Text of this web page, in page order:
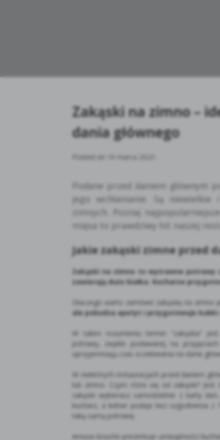
Zakąski na zimno –
dania głównego
Posted on 16 marca 2023
Podane przed daniem
jego wchłanianie. Są
zimnych. Poznaj
mięsa to prawdziwy hit naszej
Jakie zakąski zimne przed
Zakąski na zimno to wytrawne potrawy
zawierają dużo białka. Kucharze
Dlaczego warto zamówić zakąskę na zimno
ale pobudza apetyt i przygotowuje kubki
W takim rozumieniu termin “zakąska”
potrawy, zwykle podawanej na
uprzyjemniają czas oczekiwania na danie
W niektórych restauracjach przed daniem
lub zimno. Czym różni się od zakąski?
zakąski wybierasz samodzielnie z karty
kucharz, a kelner podaje bez uzgodnienia
taką samą potrawę.
Amuse-bouche prezentuje umiejętności